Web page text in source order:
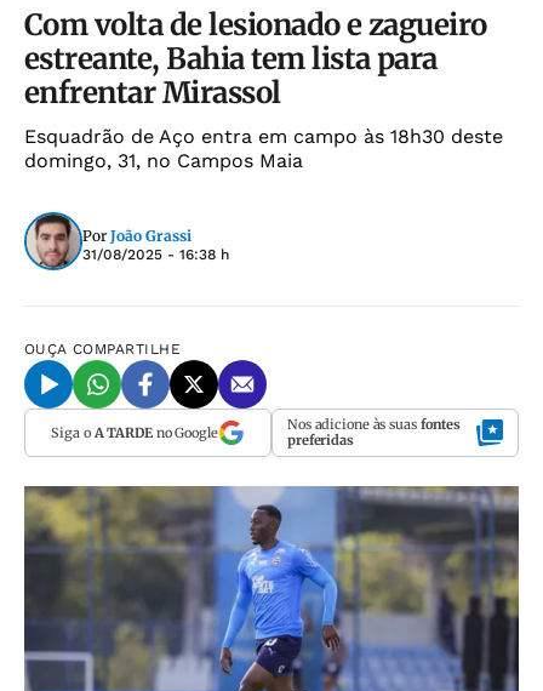
Com volta de lesionado e zagueiro
estreante, Bahia tem lista para
enfrentar Mirassol
Esquadrão de Aço entra em campo às 18h30 deste
domingo, 31, no Campos Maia
Por João Grassi
31/08/2025 - 16:38 h
OUÇA COMPARTILHE
Siga o A TARDEno Google Nos adicione às suas fontes
preferidas